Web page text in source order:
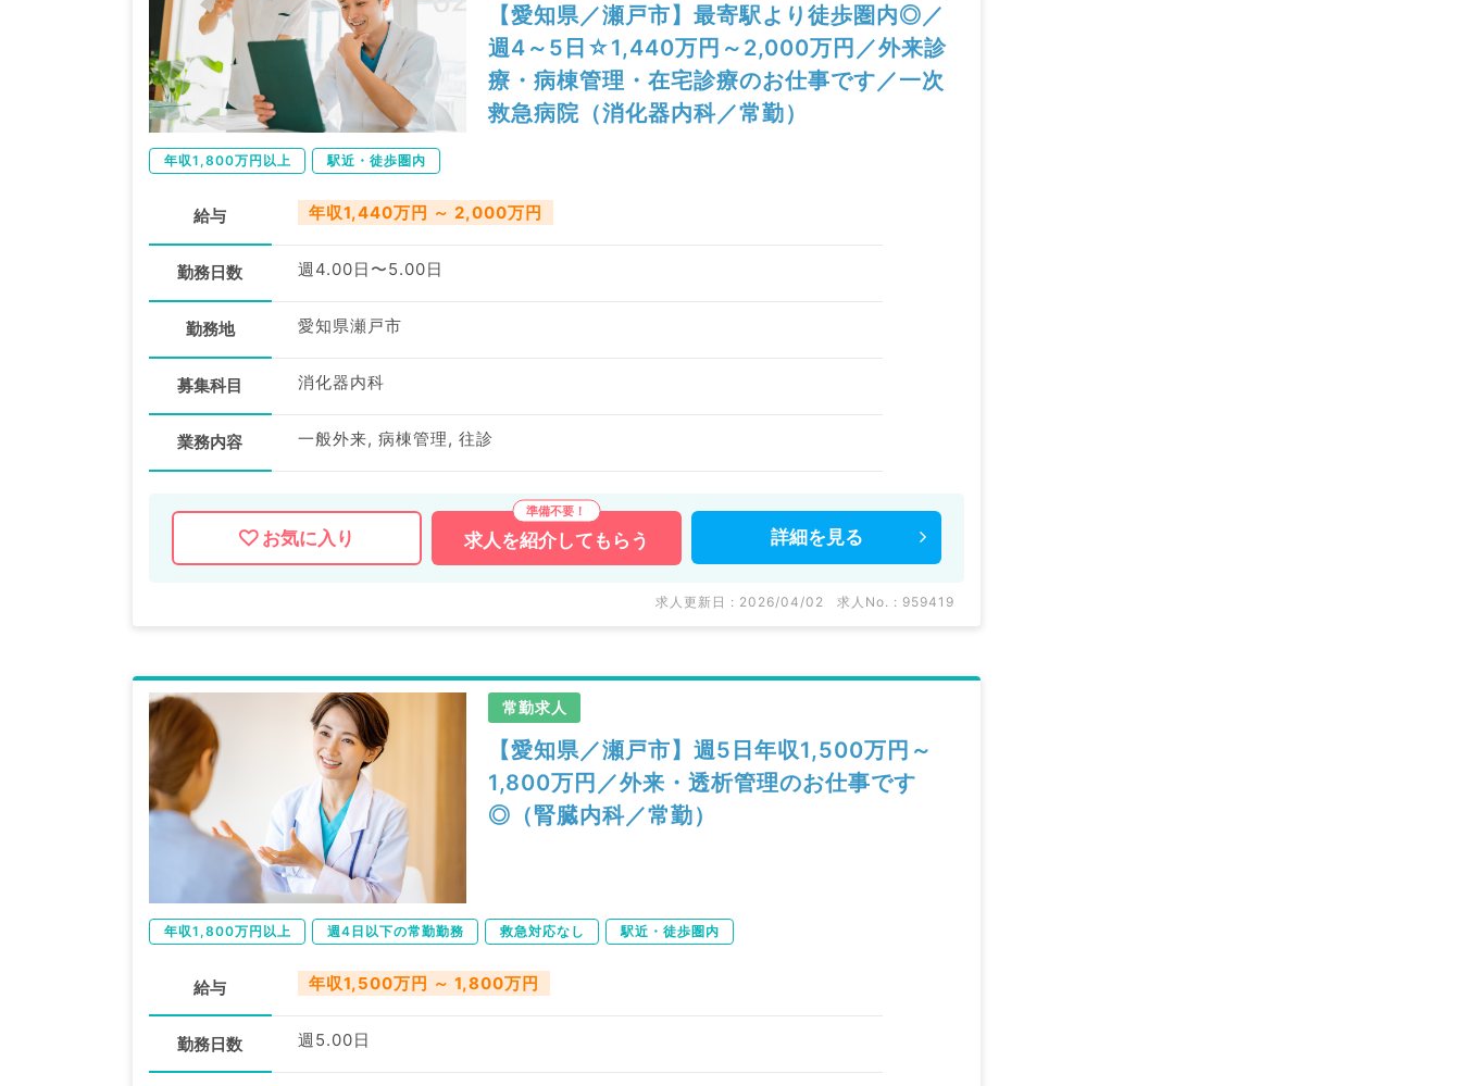
【愛知県／瀬戸市】最寄駅より徒歩圏内◎／
週4～5日☆1,440万円～2,000万円／外来診
療・病棟管理・在宅診療のお仕事です／一次
救急病院（消化器内科／常勤）
年収1,800万円以上 駅近・徒歩圏内
給与 年収1,440万円 ～ 2,000万円
勤務日数 週4.00日〜5.00日
勤務地 愛知県瀬戸市
募集科目 消化器内科
業務内容 一般外来, 病棟管理, 往診
お気に入り 求人を紹介してもらう 詳細を 見る
求人更新日 : 2026/04/02 求人No. : 959419
常勤求人
【愛知県／瀬戸市】週5日年収1,500万円～
1,800万円／外来・透析管理のお仕事です
◎（腎臓内科／常勤）
年収1,800万円以上 週4日以下の常勤勤務 救急対応なし 駅近・徒歩圏内
給与 年収1,500万円 ～ 1,800万円
勤務日数 週5.00日